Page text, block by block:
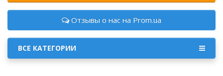
Отзывы о нас на Prom.ua
ВСЕ КАТЕГОРИИ